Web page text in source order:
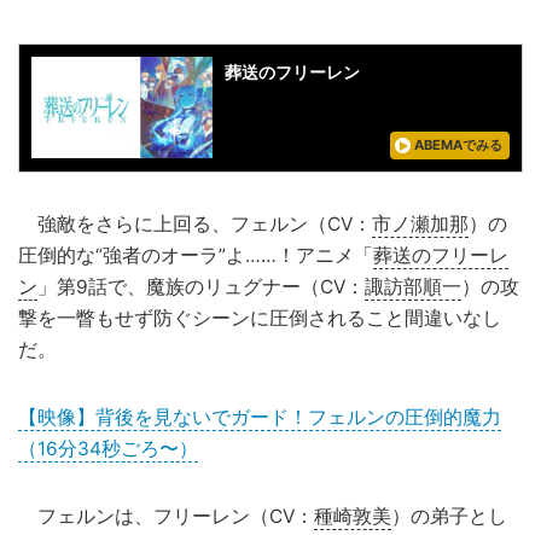
葬送のフリーレン
ABEMAでみる
強敵をさらに上回る、フェルン（CV： 市ノ瀬加那）の
圧倒的な“強者のオーラ”よ……！アニメ「 葬送のフリーレ
ン 」第9話で、魔族のリュグナー（CV： 諏訪部順一）の攻
撃を一瞥もせず防ぐシーンに圧倒されること間違いなし
だ。
【映像】背後を見ないでガード！フェルンの圧倒的魔力
（16分34秒ごろ〜）
フェルンは、フリーレン（CV： 種崎敦美）の弟子とし